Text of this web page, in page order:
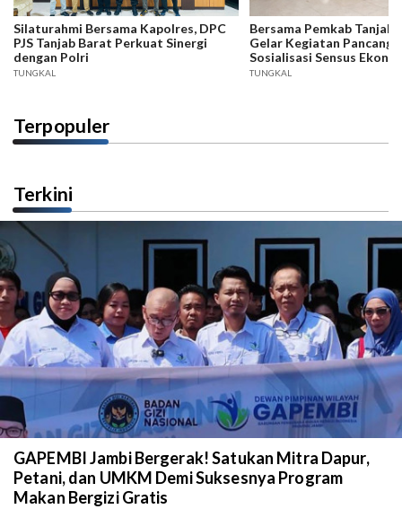
Silaturahmi Bersama Kapolres, DPC
PJS Tanjab Barat Perkuat Sinergi
dengan Polri
TUNGKAL
Bersama Pemkab
Gelar Kegiatan
Sosialisasi Sensus
2026
TUNGKAL
Terpopuler
Terkini
GAPEMBI Jambi Bergerak! Satukan Mitra Dapur,
Petani, dan UMKM Demi Suksesnya Program
Makan Bergizi Gratis